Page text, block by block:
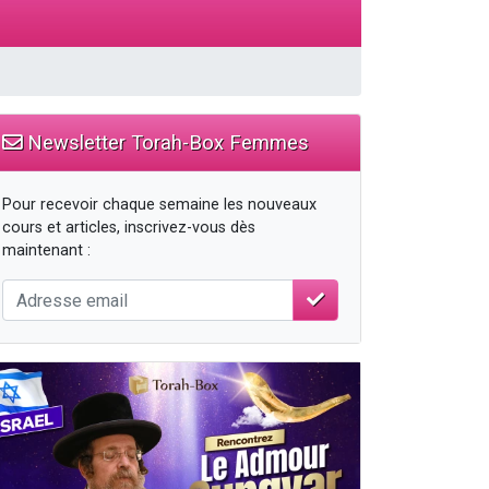
Newsletter Torah-Box Femmes
Pour recevoir chaque semaine les nouveaux
cours et articles, inscrivez-vous dès
maintenant :